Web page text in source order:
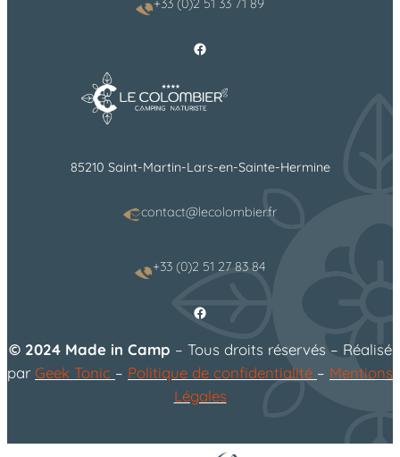
+33 (0)2 51 33 71 89
Facebook
85210 Saint-Martin-Lars-en-Sainte-Hermine
contact@lecolombier.fr
+33 (0)2 51 27 83 84
Facebook
© 2024 Made in Camp – Tous droits réservés – Réalisé
par Geek Tonic – Politique de confidentialité – Mentions
Légales